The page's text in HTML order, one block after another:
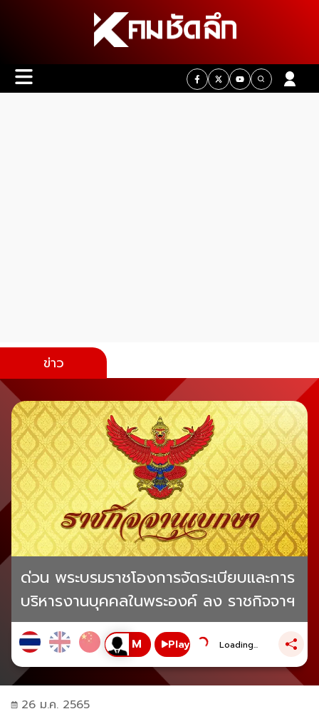
ข่าว
ด่วน พระบรมราชโองการจัดระเบียบและการ
บริหารงานบุคคลในพระองค์ ลง ราชกิจจาฯ
Play Loading...
26 ม.ค. 2565